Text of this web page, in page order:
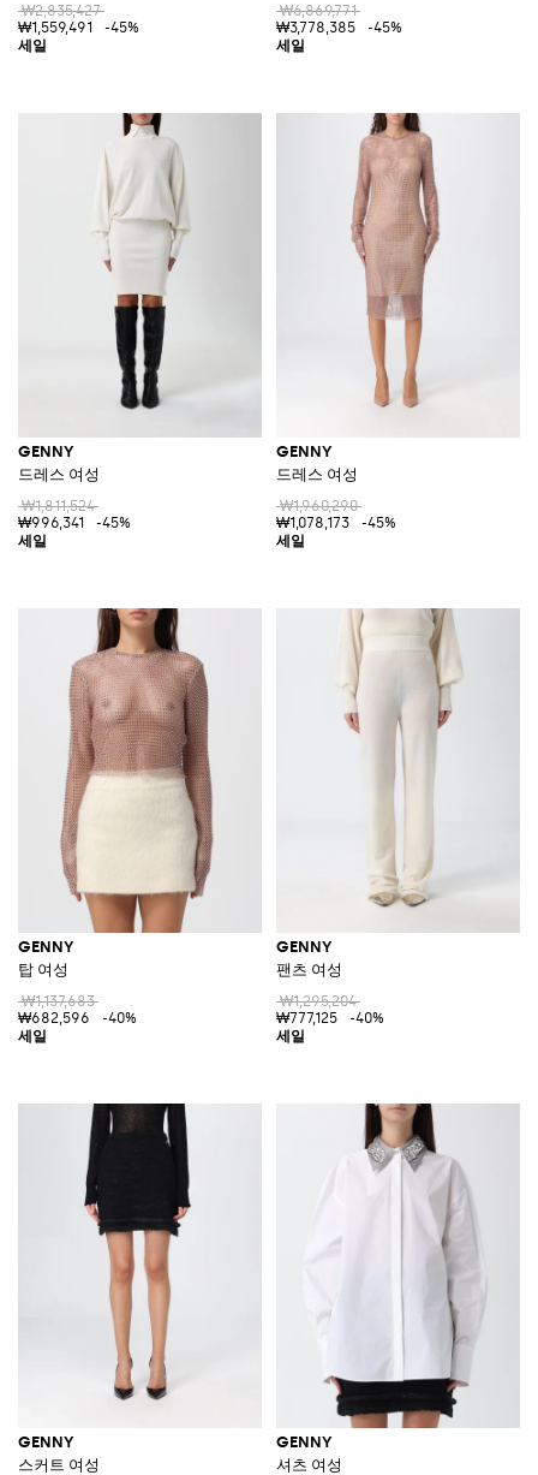
₩2,835,427
₩1,559,491
-45%
₩6,869,771
₩3,778,385
-45%
GENNY
드레스 여성
₩1,811,524
₩996,341
-45%
GENNY
드레스 여성
₩1,960,290
₩1,078,173
-45%
GENNY
탑 여성
₩1,137,683
₩682,596
-40%
GENNY
팬츠 여성
₩1,295,204
₩777,125
-40%
GENNY
스커트 여성
GENNY
셔츠 여성